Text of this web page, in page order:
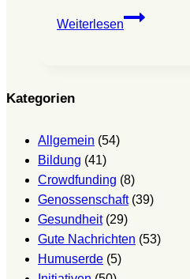
Weiterlesen
SPORT
der
Individualität
und
Kategorien
Allgemein (54)
Bildung (41)
Crowdfunding (8)
Genossenschaft(39)
Gesundheit(29)
Gute Nachrichten (53)
Humuserde (5)